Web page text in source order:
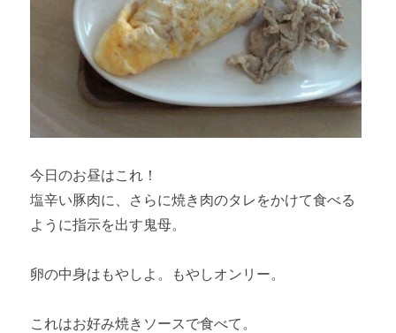
今日のお昼はこれ！
塩辛い豚肉に、さらに焼き肉のタレをかけて食べる
ように指示を出す鬼母。
卵の中身はもやしよ。もやしオンリー。
これはお好み焼きソースで食べて。